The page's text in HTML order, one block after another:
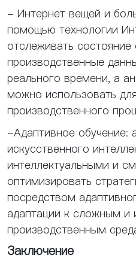
- Интернет вещей и
помощью технологии
отслеживать
производственные
реального времени, а
можно использовать
производственного
-Адаптивное обучение:
искусственного
интеллектуальными и
оптимизировать
посредством
адаптации к сложным и
производственным
Заключение